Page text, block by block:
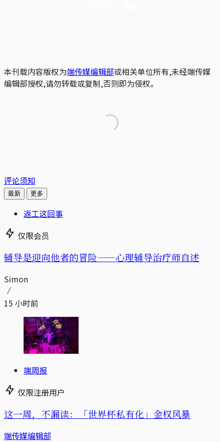
本刊载内容版权为端传媒编辑部或相关单位所有,未经端传媒
编辑部授权,请勿转载或复制,否则即为侵权。
评论须知
最新 更多
返工这回事
仅限会员
辅导是迎向他者的冒险——心理辅导治疗师自述
Simon
15 小时前
端周报
仅限注册用户
这一周，不漏读：「世界杯私有化」金权风暴
端传媒编辑部